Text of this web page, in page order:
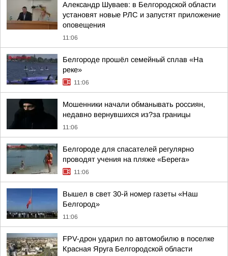
Александр Шуваев: в Белгородской области
установят новые РЛС и запустят приложение
оповещения
11:06
Белгороде прошёл семейный сплав «На
реке»
11:06
Мошенники начали обманывать россиян,
недавно вернувшихся из?за границы
11:06
Белгороде для спасателей регулярно
проводят учения на пляже «Берега»
11:06
Вышел в свет 30-й номер газеты «Наш
Белгород»
11:06
FPV-дрон ударил по автомобилю в поселке
Красная Яруга Белгородской области